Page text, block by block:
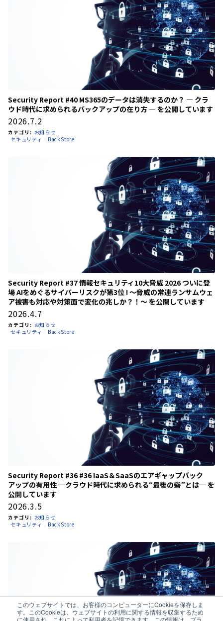
このウェブサイトでは、お客様のコンピューターにCookieを保存しま
す。このCookieは、ウェブサイトの利用に関する情報を収集するため
に使用され、これによって利用者を記憶できます。この情報は、ブラ
Security Report #40 MS365のデータは消失するのか？ ― クラ
ウド時代に求められるバックアップの在り方 ― を公開しています
2026.7.2
カテゴリ: お知らせ
セキュリティ
BackStore
Security Report #37 情報セキュリティ10大脅威 2026 ついに登
場 AIをめぐるサイバーリスクが第3位 ! ～脅威の常連ランサムウェ
ア被害も対応や対策面で変化の兆しか？！～ を公開しています
2026.4.7
カテゴリ: お知らせ
セキュリティ
BackStore
Security Report #36 #36 IaaS＆SaaSのエアギャップバック
アップの有用性 ─クラウド時代に求められる“最後の砦”とは─ を
公開しています
2026.3.5
カテゴリ: お知らせ
セキュリティ
BackStore